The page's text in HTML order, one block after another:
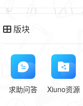
版块
求助问答 Xiuno资源